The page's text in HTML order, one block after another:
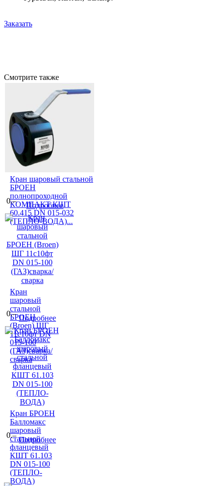
Заказать
Смотрите также
Кран шаровый стальной
БРОЕН
полнопроходной
КОМПАКТ КШТ
60.415 DN 015-032
(ТЕПЛО-ВОДА)...
0.–
Подробнее
Кран
шаровый
стальной
БРОЕН
(Broen) ШГ
11с10фт DN
015-100
(ГАЗ)сварка/
сварка
0.–
Подробнее
Кран БРОЕН
Балломакс
шаровый
стальной
фланцевый
КШТ 61.103
DN 015-100
(ТЕПЛО-
ВОДА)
0.–
Подробнее